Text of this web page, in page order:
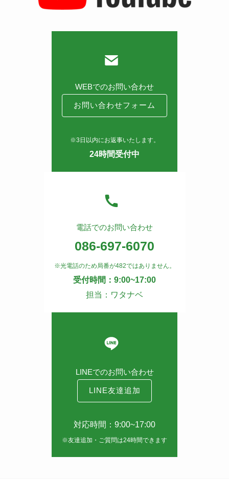
WEBでのお問い合わせ
お問い合わせフォーム
※3日以内にお返事いたします。
24時間受付中
電話でのお問い合わせ
086-697-6070
※光電話のため局番が482ではありません。
受付時間：9:00~17:00
担当：ワタナベ
LINEでのお問い合わせ
LINE友達追加
対応時間：9:00~17:00
※友達追加・ご質問は24時間できます